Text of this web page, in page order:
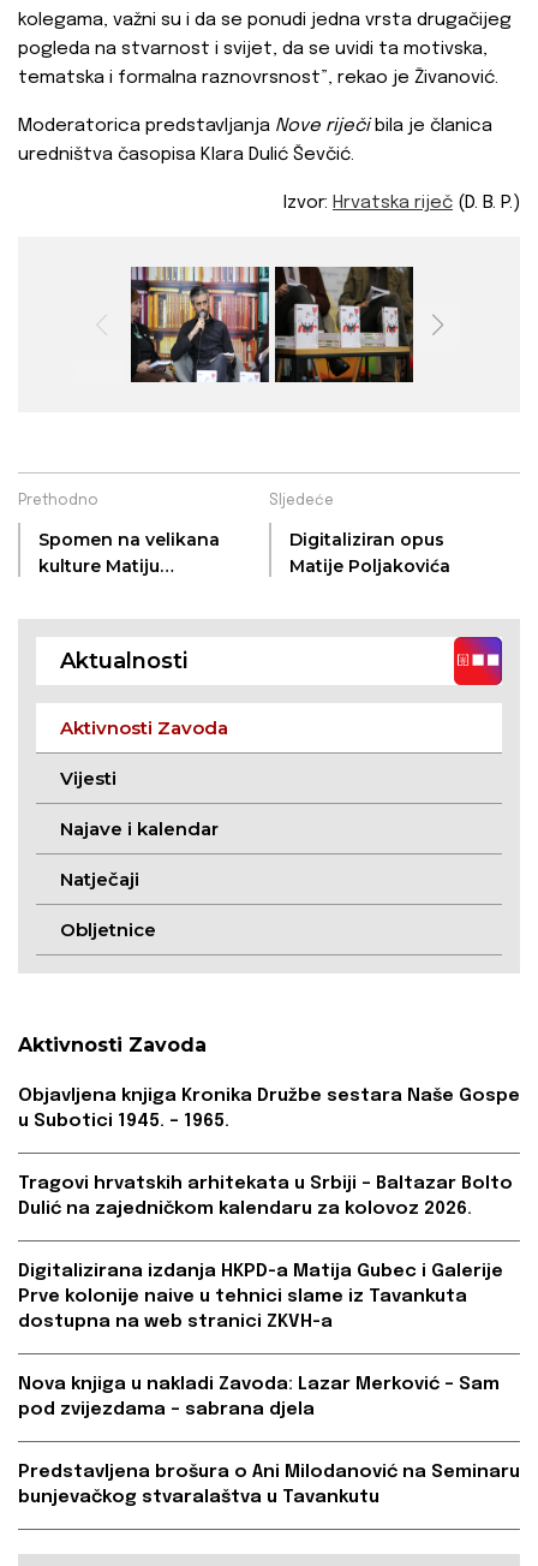
kolegama, važni su i da se ponudi jedna vrsta drugačijeg
pogleda na stvarnost i svijet, da se uvidi ta motivska,
tematska i formalna raznovrsnost”, rekao je Živanović.
Moderatorica predstavljanja Nove riječibila je članica
uredništva časopisa Klara Dulić Ševčić.
Izvor: Hrvatska riječ (D. B. P.)
Prethodno
Spomen na velikana
kulture Matiju
Sljedeće
Digitaliziran opus
Matije Poljakovića
Aktualnosti
Aktivnosti Zavoda
Vijesti
Najave i kalendar
Natječaji
Obljetnice
Aktivnosti Zavoda
Objavljena knjiga Kronika Družbe sestara Naše Gospe
u Subotici 1945. – 1965.
Tragovi hrvatskih arhitekata u Srbiji – Baltazar Bolto
Dulić na zajedničkom kalendaru za kolovoz 2026.
Digitalizirana izdanja HKPD-a Matija Gubec i Galerije
Prve kolonije naive u tehnici slame iz Tavankuta
dostupna na web stranici ZKVH-a
Nova knjiga u nakladi Zavoda: Lazar Merković – Sam
pod zvijezdama – sabrana djela
Predstavljena brošura o Ani Milodanović na Seminaru
bunjevačkog stvaralaštva u Tavankutu